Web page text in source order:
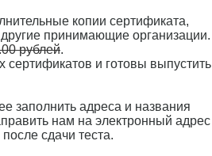
копии сертификата,
принимающие организации.
рублей.
и готовы выпустить
заполнить адреса и названия
нам на электронный адрес
сдачи теста.